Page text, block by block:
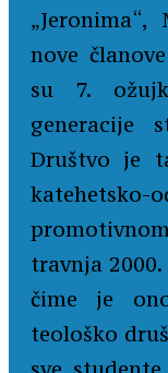
nove
su 7.
generacije
Društvo je
travnja
čime je
teološko